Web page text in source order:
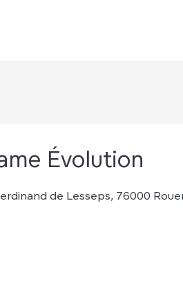
Évolution
de Lesseps, 76000